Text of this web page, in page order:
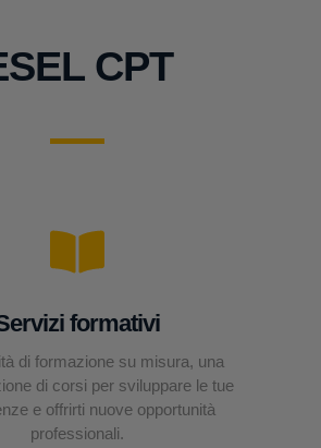
CPT
formativi
di formazione su misura, una
di corsi per sviluppare le tue
e offrirti nuove opportunità
professionali.